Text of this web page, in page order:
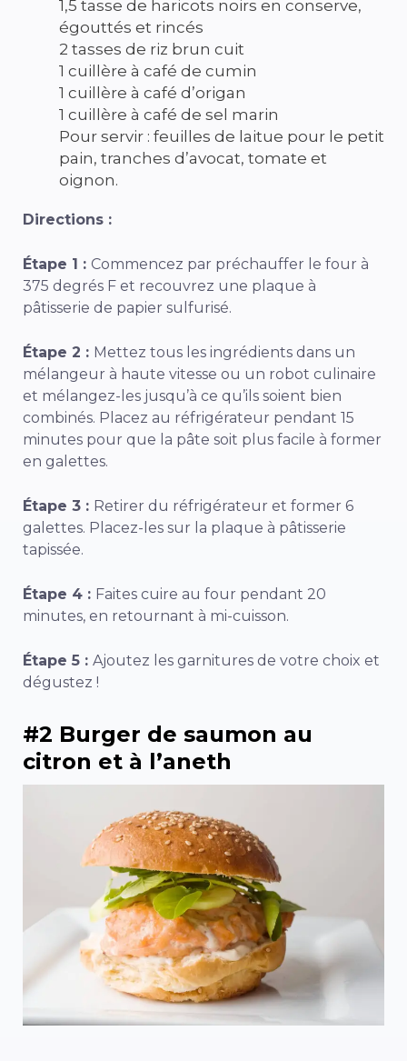
1,5 tasse de haricots noirs en conserve,
égouttés et rincés
2 tasses de riz brun cuit
1 cuillère à café de cumin
1 cuillère à café d’origan
1 cuillère à café de sel marin
Pour servir : feuilles de laitue pour le petit
pain, tranches d’avocat, tomate et
oignon.
Directions :
Étape 1 : Commencez par préchauffer le four à
375 degrés F et recouvrez une plaque à
pâtisserie de papier sulfurisé.
Étape 2 : Mettez tous les ingrédients dans un
mélangeur à haute vitesse ou un robot culinaire
et mélangez-les jusqu’à ce qu’ils soient bien
combinés. Placez au réfrigérateur pendant 15
minutes pour que la pâte soit plus facile à former
en galettes.
Étape 3 : Retirer du réfrigérateur et former 6
galettes. Placez-les sur la plaque à pâtisserie
tapissée.
Étape 4 : Faites cuire au four pendant 20
minutes, en retournant à mi-cuisson.
Étape 5 : Ajoutez les garnitures de votre choix et
dégustez !
#2 Burger de saumon au
citron et à l’aneth